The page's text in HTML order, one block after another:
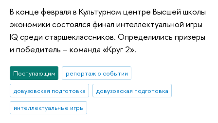
В конце февраля в Культурном центре Высшей школы
экономики состоялся финал интеллектуальной игры
IQ среди старшеклассников. Определились призеры
и победитель – команда «Круг 2».
Поступающим
репортаж о событии
довузовская подготовка
довузовская подготовка
интеллектуальные игры